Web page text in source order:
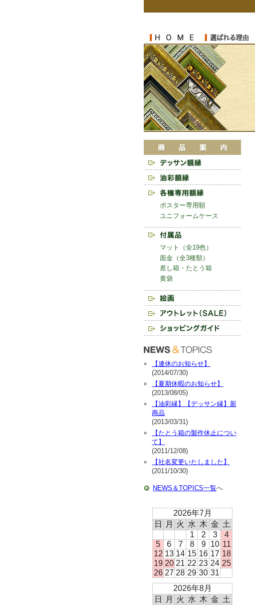
ポスター専用額
ユニフォームケース
マット（全19色）
面金（全3種類）
差し箱・たとう箱
黄袋
【連休のお知らせ】
(2014/07/30)
【夏期休暇のお知らせ】
(2013/08/05)
【油彩縁】【デッサン縁】新
商品
(2013/03/31)
【たとう箱の製作休止につい
て】
(2011/12/08)
【社名変更いたしました】
(2011/10/30)
NEWS＆TOPICS一覧へ
2026年7月
日
月 火 水 木 金 土
1
2 3
4
5
6 7 8 9 10 11
12 13 14 15 16 17 18
19 20 21 22 23 24 25
26 27 28 29 30 31
2026年8月
日
月 火 水 木 金 土